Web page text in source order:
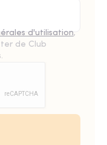
d'utilisation,
de Club